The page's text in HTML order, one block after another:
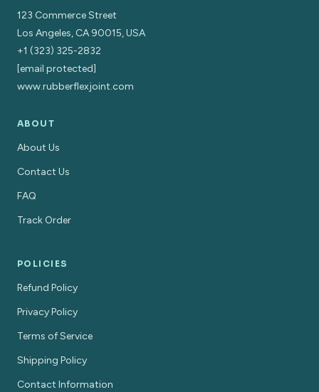
123 Commerce Street
Los Angeles, CA 90015, USA
+1 (323) 325-2832
[email protected]
www.rubberflexjoint.com
ABOUT
About Us
Contact Us
FAQ
Track Order
POLICIES
Refund Policy
Privacy Policy
Terms of Service
Shipping Policy
Contact Information